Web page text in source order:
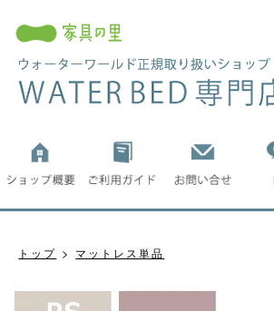
トップ マットレス単品